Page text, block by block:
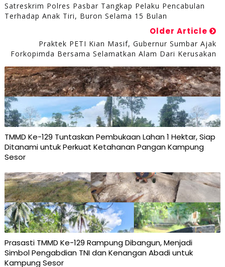
Satreskrim Polres Pasbar Tangkap Pelaku Pencabulan
Terhadap Anak Tiri, Buron Selama 15 Bulan
Older Article
Praktek PETI Kian Masif, Gubernur Sumbar Ajak
Forkopimda Bersama Selamatkan Alam Dari Kerusakan
TMMD Ke-129 Tuntaskan Pembukaan Lahan 1 Hektar, Siap
Ditanami untuk Perkuat Ketahanan Pangan Kampung
Sesor
Prasasti TMMD Ke-129 Rampung Dibangun, Menjadi
Simbol Pengabdian TNI dan Kenangan Abadi untuk
Kampung Sesor